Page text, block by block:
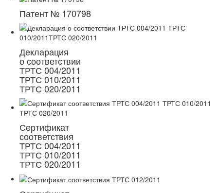
Патент № 170798
Декларация
о соответствии
ТРТС 004/2011
ТРТС 010/2011
ТРТС 020/2011
Сертификат
соответствия
ТРТС 004/2011
ТРТС 010/2011
ТРТС 020/2011